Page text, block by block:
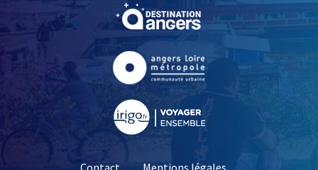
, Ouvre une nouvelle
, Ouvre une nouvelle
Contact Mentions légales